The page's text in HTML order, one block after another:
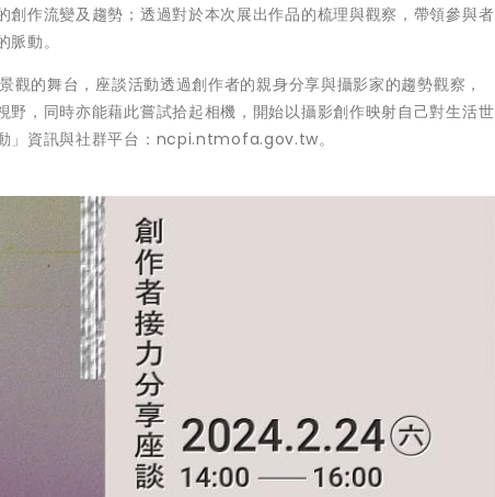
作流變及趨勢；透過對於本次展出作品的梳理與觀察，帶領參與者
動。
觀的舞台，座談活動透過創作者的親身分享與攝影家的趨勢觀察，
，同時亦能藉此嘗試拾起相機，開始以攝影創作映射自己對生活世
」資訊與社群平台：ncpi.ntmofa.gov.tw。